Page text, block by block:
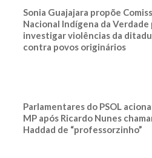
Sonia Guajajara propõe
Nacional Indígena da Verdade
investigar violências da
contra povos originários
Parlamentares do PSOL
MP após Ricardo Nunes
Haddad de “professorzinho”